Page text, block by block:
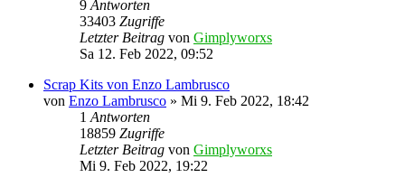
9 Antworten
33403 Zugriffe
Letzter Beitrag von Gimplyworxs
Sa 12. Feb 2022, 09:52
Scrap Kits von Enzo Lambrusco
von Enzo Lambrusco » Mi 9. Feb 2022, 18:42
1 Antworten
18859 Zugriffe
Letzter Beitrag von Gimplyworxs
Mi 9. Feb 2022, 19:22